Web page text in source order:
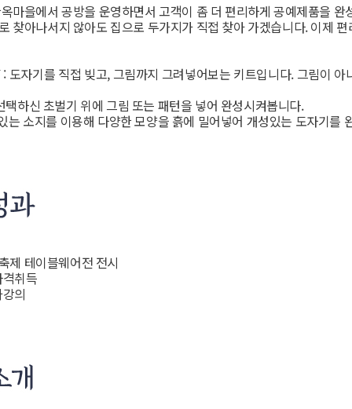
마을에서 공방을 운영하면서 고객이 좀 더 편리하게 공예제품을
찾아나서지 않아도 집으로 두가지가 직접 찾아 가겠습니다. 이제
: 도자기를 직접 빚고, 그림까지 그려넣어보는 키트입니다. 그림이
택하신 초벌기 위에 그림 또는 패턴을 넣어 완성시켜봅니다.
는 소지를 이용해 다양한 모양을 흙에 밀어넣어 개성있는 도자기를
제 테이블웨어전 전시
취득
의